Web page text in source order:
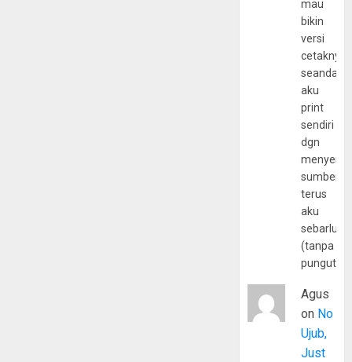
mau
bikin
versi
cetaknya
aku
print
sendiri
dgn
sumber
terus
aku
(tanpa
Agus
on No
Ujub,
Just